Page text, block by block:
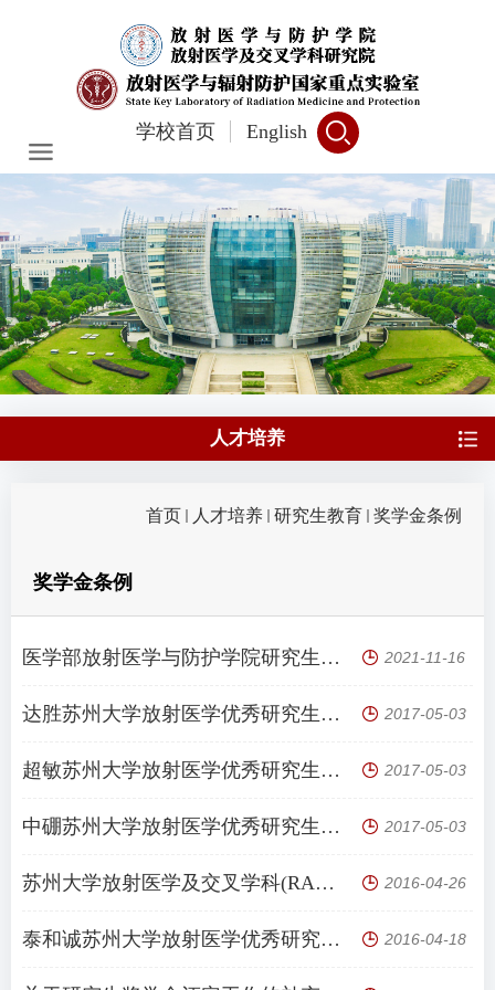
学校首页 English
人才培养
首页 人才培养 研究生教育 奖学金条例
奖学金条例
医学部放射医学与防护学院研究生学业奖学金评定实施细则（修订稿） 2021-11-16
达胜苏州大学放射医学优秀研究生奖学金评定与管理办法（试行） 2017-05-03
超敏苏州大学放射医学优秀研究生奖学金评定与管理办法（试行） 2017-05-03
中硼苏州大学放射医学优秀研究生奖学金评定与管理办法（试行） 2017-05-03
苏州大学放射医学及交叉学科(RAD-X)研究生奖学金评定与管理办法（试行） 2016-04-26
泰和诚苏州大学放射医学优秀研究生奖学金评定与管理办法（试行） 2016-04-18